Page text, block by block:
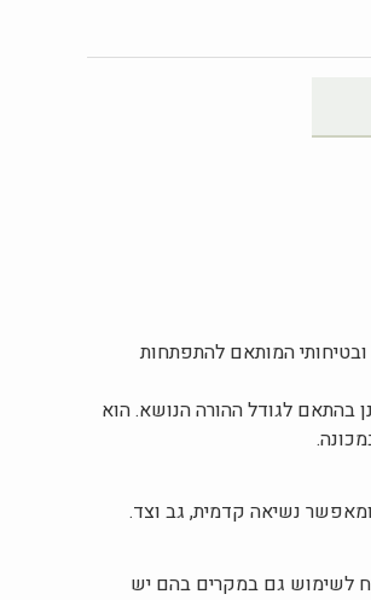
המותאם להתפתחות
בהתאם לגודל ההורה הנושא. הוא
נשיאה קדמית, גב וצד.
לשימוש גם במקרים בהם יש